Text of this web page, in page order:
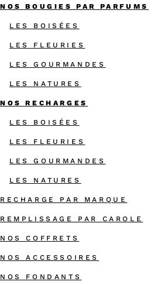
NOS BOUGIES PAR PARFUMS
LES BOISÉES
LES FLEURIES
LES GOURMANDES
LES NATURES
NOS RECHARGES
LES BOISÉES
LES FLEURIES
LES GOURMANDES
LES NATURES
RECHARGE PAR MARQUE
REMPLISSAGE PAR CAROLE
NOS COFFRETS
NOS ACCESSOIRES
NOS FONDANTS